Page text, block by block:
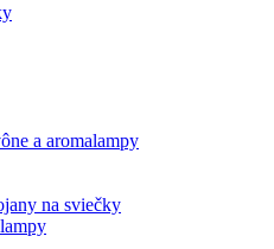
a aromalampy
na sviečky